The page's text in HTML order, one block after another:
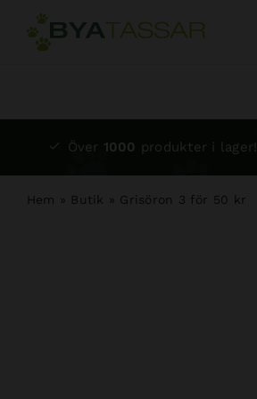
Fortsätt
Över 1000 produkter i lager!
Hem » Butik » Grisöron 3 för 50 kr